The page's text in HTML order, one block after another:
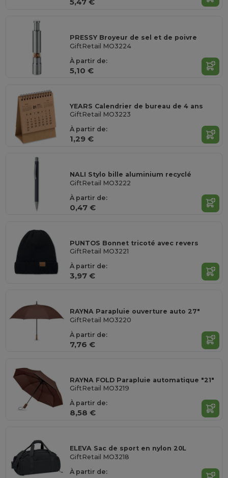
5,47 €
PRESSY Broyeur de sel et de poivre
GiftRetail MO3224
À partir de:
5,10 €
YEARS Calendrier de bureau de 4 ans
GiftRetail MO3223
À partir de:
1,29 €
NALI Stylo bille aluminium recyclé
GiftRetail MO3222
À partir de:
0,47 €
PUNTOS Bonnet tricoté avec revers
GiftRetail MO3221
À partir de:
3,97 €
RAYNA Parapluie ouverture auto 27"
GiftRetail MO3220
À partir de:
7,76 €
RAYNA FOLD Parapluie automatique "21"
GiftRetail MO3219
À partir de:
8,58 €
ELEVA Sac de sport en nylon 20L
GiftRetail MO3218
À partir de: